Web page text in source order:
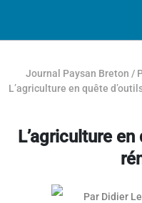
Journal Paysan Breton /
L’agriculture en quête
L’agriculture
Par Didier